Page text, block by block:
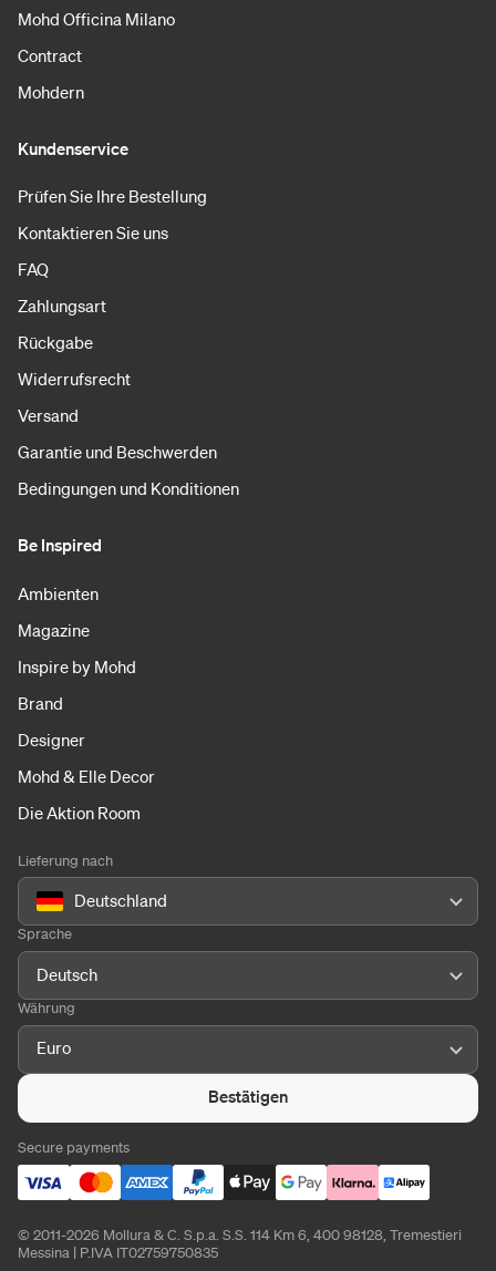
Mohd Officina Milano
Contract
Mohdern
Kundenservice
Prüfen Sie Ihre Bestellung
Kontaktieren Sie uns
FAQ
Zahlungsart
Rückgabe
Widerrufsrecht
Versand
Garantie und Beschwerden
Bedingungen und Konditionen
Be Inspired
Ambienten
Magazine
Inspire by Mohd
Brand
Designer
Mohd & Elle Decor
Die Aktion Room
Lieferung nach
Deutschland
Sprache
Deutsch
Währung
Euro
Bestätigen
Secure payments
© 2011-2026 Mollura & C. S.p.a. S.S. 114 Km 6, 400 98128, Tremestieri
Messina | P.IVA IT02759750835